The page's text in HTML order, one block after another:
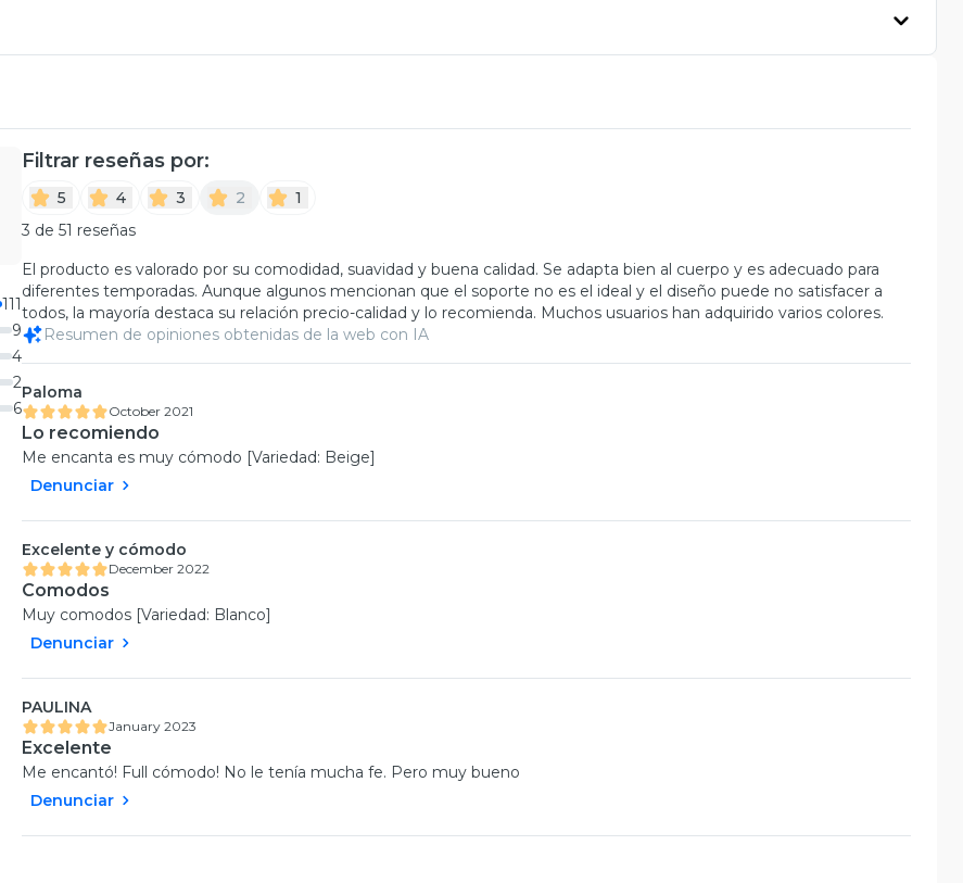
111
9
4
2
6
Filtrar reseñas por:
5 4 3 2
1
3 de 51 reseñas
El producto es valorado por su comodidad, suavidad y buena calidad. Se adapta bien al cuerpo y es adecuado para
diferentes temporadas. Aunque algunos mencionan que el soporte no es el ideal y el diseño puede no satisfacer a
todos, la mayoría destaca su relación precio-calidad y lo recomienda. Muchos usuarios han adquirido varios colores.
Resumen de opiniones obtenidas de la web con IA
Paloma
October 2021
Lo recomiendo
Me encanta es muy cómodo [Variedad: Beige]
Denunciar
Excelente y cómodo
December 2022
Comodos
Muy comodos [Variedad: Blanco]
Denunciar
PAULINA
January 2023
Excelente
Me encantó! Full cómodo! No le tenía mucha fe. Pero muy bueno
Denunciar